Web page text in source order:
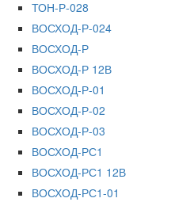
ТОН-Р-028
ВОСХОД-Р-024
ВОСХОД-Р
ВОСХОД-Р 12В
ВОСХОД-Р-01
ВОСХОД-Р-02
ВОСХОД-Р-03
ВОСХОД-РС1
ВОСХОД-РС1 12В
ВОСХОД-РС1-01